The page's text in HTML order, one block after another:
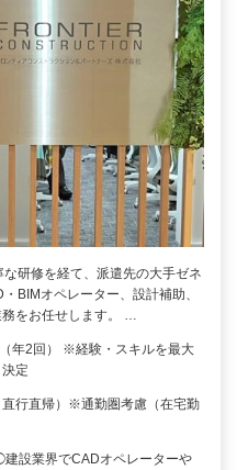
研修を経て、派遣先の大手ゼネ
BIMオペレーター、設計補助、
をお任せします。 …
年2回） ※経験・スキルを最大
定
行直帰）※通勤圏考慮（在宅勤
設業界でCADオペレーターや